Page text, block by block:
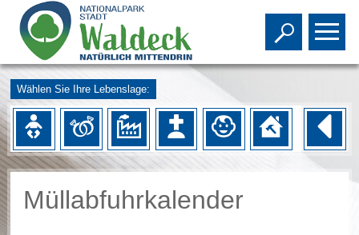
Toggle
Wählen Sie Ihre Lebenslage:
Müllabfuhrkalender